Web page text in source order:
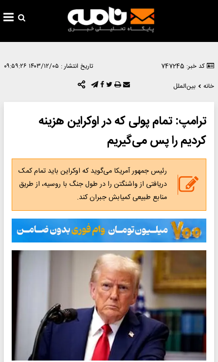
کد خبر: 747245 تاریخ انتشار : ۱۴۰۳/۱۲/۰۵ ۰۹:۵۹:۲۶
خانه
بین‌الملل
ترامپ: تمام پولی که در اوکراین هزینه
کردیم را پس می‌گیریم
رئیس جمهور آمریکا می‌گوید که اوکراین باید تمام کمک
دریافتی از واشنگتن را در طول جنگ با روسیه، از طریق
منابع طبیعی کمیابش جبران کند.